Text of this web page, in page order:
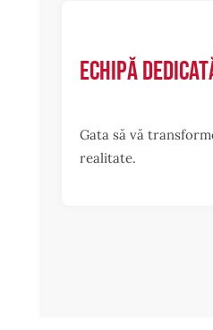
Echipă
Gata să vă
realitate.